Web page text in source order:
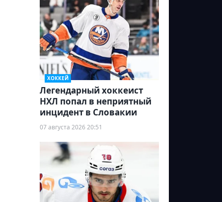
ХОККЕЙ
Легендарный хоккеист
НХЛ попал в неприятный
инцидент в Словакии
07 августа 2026 20:51